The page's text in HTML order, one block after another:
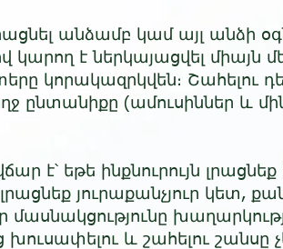
անձամբ կամ այլ անձի
կարող է ներկայացվել միայն
կորակազրկվեն։
ընտանիքը (ամուսիններ և
է՝ եթե ինքնուրույն
յուրաքանչյուր կետ,
մասնակցությունը
և շահելու շանսը